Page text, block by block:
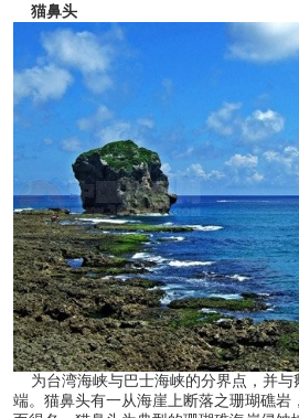
猫鼻头
为台湾海峡与巴士海峡的分界点，并与
端。猫鼻头有一从海崖上断落之珊瑚礁岩